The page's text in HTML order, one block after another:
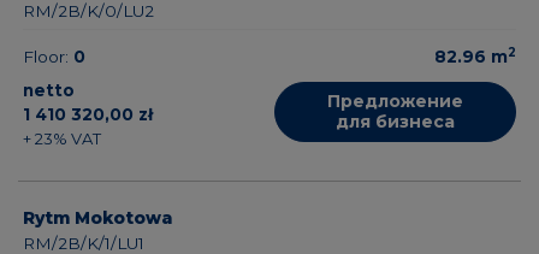
RM/2B/K/0/LU2
Floor: 0
netto
1 410 320,00 zł
+ 23% VAT
82.96 m2
Предложение
для бизнеса
Rytm Mokotowa
RM/2B/K/1/LU1